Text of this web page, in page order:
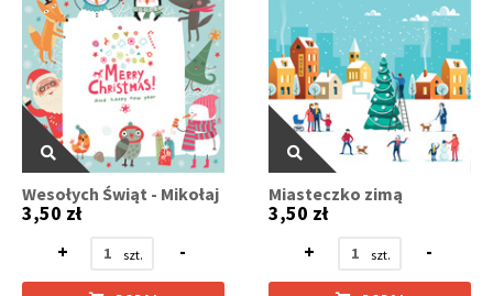
Wesołych Świąt - Mikołaj
3,50 zł
+
-
Miasteczko zimą
3,50 zł
+
-